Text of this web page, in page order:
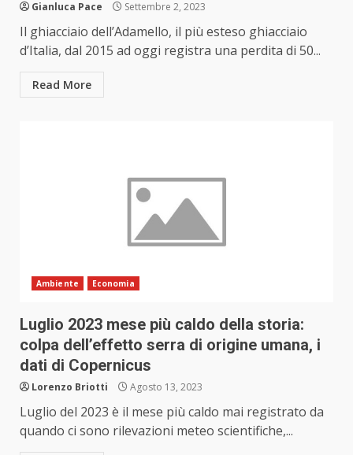
Gianluca Pace Settembre 2, 2023
Il ghiacciaio dell’Adamello, il più esteso ghiacciaio
d’Italia, dal 2015 ad oggi registra una perdita di 50...
Read More
Ambiente Economia
Luglio 2023 mese più caldo della storia:
colpa dell’effetto serra di origine umana, i
dati di Copernicus
Lorenzo Briotti Agosto 13, 2023
Luglio del 2023 è il mese più caldo mai registrato da
quando ci sono rilevazioni meteo scientifiche,...